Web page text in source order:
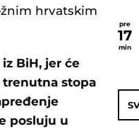
hrvatskim
BiH, jer će
trenutna stopa
posluju u
pre
17
min